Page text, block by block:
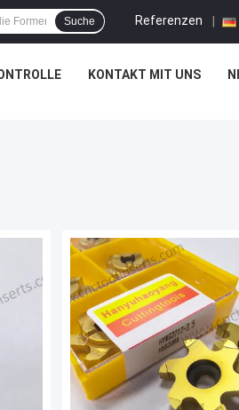
Referenzen |
Suche
KONTAKT MIT UNS